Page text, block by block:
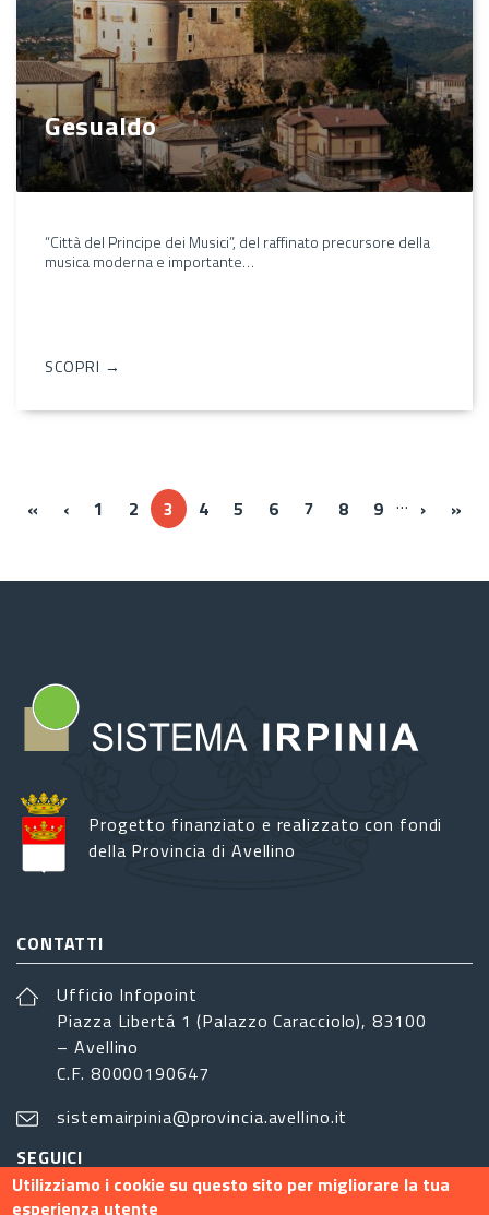
Gesualdo
“Città del Principe dei Musici”, del raffinato precursore della
musica moderna e importante…
SCOPRI →
« « Prima
‹‹‹ 1 2 3 4 5 6 7 8 9 … ››› »
Progetto finanziato e realizzato con fondi
della Provincia di Avellino
CONTATTI
Ufficio Infopoint
Piazza Libertá 1 (Palazzo Caracciolo), 83100
– Avellino
C.F. 80000190647
sistemairpinia@provincia.avellino.it
SEGUICI
Utilizziamo i cookie su questo sito per migliorare la tua
esperienza utente